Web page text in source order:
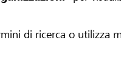
di ricerca o utilizza